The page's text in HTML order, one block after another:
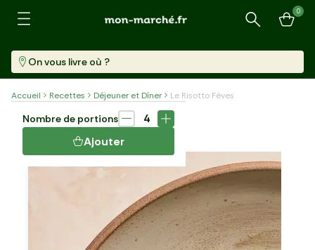
Recherche
0
On vous livre où ?
Accueil Recettes Déjeuner et Dîner
Le Risotto Fèves
LE RISOTTO FÈVES
Nombre de portions
4
Ajouter